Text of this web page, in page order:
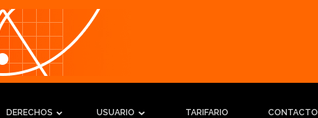
DERECHOS USUARIO TARIFARIO CONTACTO